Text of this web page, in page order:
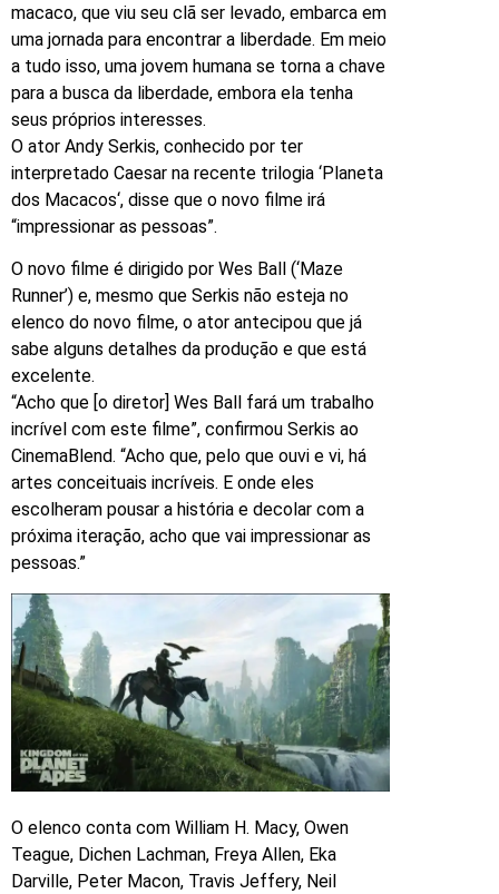
macaco, que viu seu clã ser levado, embarca em
uma jornada para encontrar a liberdade. Em meio
a tudo isso, uma jovem humana se torna a chave
para a busca da liberdade, embora ela tenha
seus próprios interesses.
O ator Andy Serkis, conhecido por ter
interpretado Caesar na recente trilogia ‘Planeta
dos Macacos‘, disse que o novo filme irá
“impressionar as pessoas”.
O novo filme é dirigido por Wes Ball (‘Maze
Runner’) e, mesmo que Serkis não esteja no
elenco do novo filme, o ator antecipou que já
sabe alguns detalhes da produção e que está
excelente.
“Acho que [o diretor] Wes Ball fará um trabalho
incrível com este filme”, confirmou Serkis ao
CinemaBlend. “Acho que, pelo que ouvi e vi, há
artes conceituais incríveis. E onde eles
escolheram pousar a história e decolar com a
próxima iteração, acho que vai impressionar as
pessoas.”
O elenco conta com William H. Macy, Owen
Teague, Dichen Lachman, Freya Allen, Eka
Darville, Peter Macon, Travis Jeffery, Neil